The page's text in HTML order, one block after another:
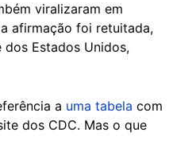
viralizaram em
afirmação foi retuitada,
Estados Unidos,
a uma tabela com
dos CDC. Mas o que